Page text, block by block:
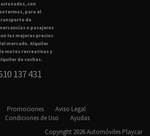
con
para el
de
o pasajeros
los mejores precios
mercado. Alquiler
motos recreativas y
de coches.
137 431
Promociones
Aviso Legal
Condiciones de Uso
Ayudas
Copyright 2026 Automóviles Playcar